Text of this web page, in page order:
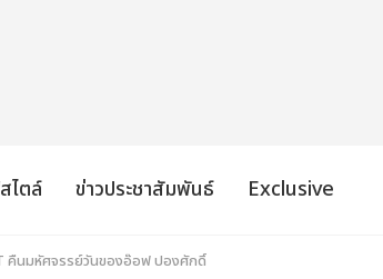
ไตล์ ข่าวประชาสัมพันธ์ Exclusive
คืนมหัศจรรย์วันของอ๊อฟ ปองศักดิ์